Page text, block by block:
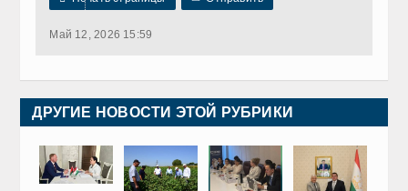
Май 12, 2026 15:59
ДРУГИЕ НОВОСТИ ЭТОЙ РУБРИКИ